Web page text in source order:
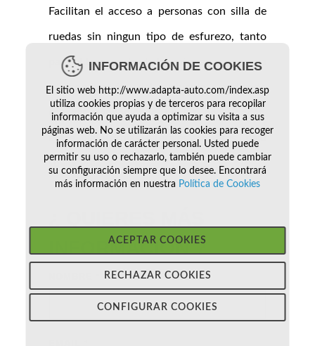
Facilitan el acceso a personas con silla de
ruedas sin ningun tipo de esfurezo, tanto
para el transporte de las mismas como para
la conducción del vehículo, pudiendo
escoger dependiendo de las necesidades,
entre plataformas laterales, traseras, bajo
suelo, etc…
INFORMACIÓN?
INFORMACIÓN DE COOKIES
El sitio web http://www.adapta-auto.com/index.asp
utiliza cookies propias y de terceros para recopilar
información que ayuda a optimizar su visita a sus
páginas web. No se utilizarán las cookies para recoger
información de carácter personal. Usted puede
permitir su uso o rechazarlo, también puede cambiar
su configuración siempre que lo desee. Encontrará
más información en nuestra Política de Cookies
ACEPTAR COOKIES
RECHAZAR COOKIES
CONFIGURAR COOKIES